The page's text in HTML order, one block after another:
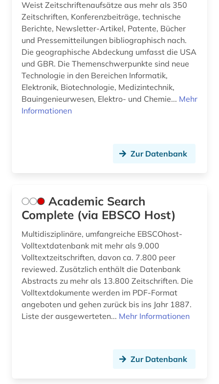
bildung (3)
bildverarbeitung (2)
bio- und geophysik (2)
bio-basierte kunststoffe (1)
biodiversität (1)
biologie (7)
biomechanik (1)
biomedizinische technik (2)
bionik (1)
biowissenschaften (3)
bodenkunde (1)
Weist Zeitschriftenaufsätze aus mehr als 350
Zeitschriften, Konferenzbeiträge, technische
Berichte, Newsletter-Artikel, Patente, Bücher
und Pressemitteilungen bibliographisch nach.
Die geographische Abdeckung umfasst die USA
und GBR. Die Themenschwerpunkte sind neue
Technologie in den Bereichen Informatik,
Elektronik, Biotechnologie, Medizintechnik,
Bauingenieurwesen, Elektro- und Chemie... Mehr
Informationen
Zur Datenbank
Academic Search
Complete (via EBSCO Host)
Multidisziplinäre, umfangreiche EBSCOhost-
Volltextdatenbank mit mehr als 9.000
Volltextzeitschriften, davon ca. 7.800 peer
reviewed. Zusätzlich enthält die Datenbank
Abstracts zu mehr als 13.800 Zeitschriften. Die
Volltextdokumente werden im PDF-Format
angeboten und gehen zurück bis ins Jahr 1887.
Liste der ausgewerteten... Mehr Informationen
Zur Datenbank